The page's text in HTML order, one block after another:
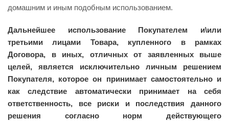
домашним и иным подобным использованием.
Дальнейшее использование Покупателем и\или
третьими лицами Товара, купленного в рамках
Договора, в иных, отличных от заявленных выше
целей, является исключительно личным решением
Покупателя, которое он принимает самостоятельно и
как следствие автоматически принимает на себя
ответственность, все риски и последствия данного
решения согласно норм действующего